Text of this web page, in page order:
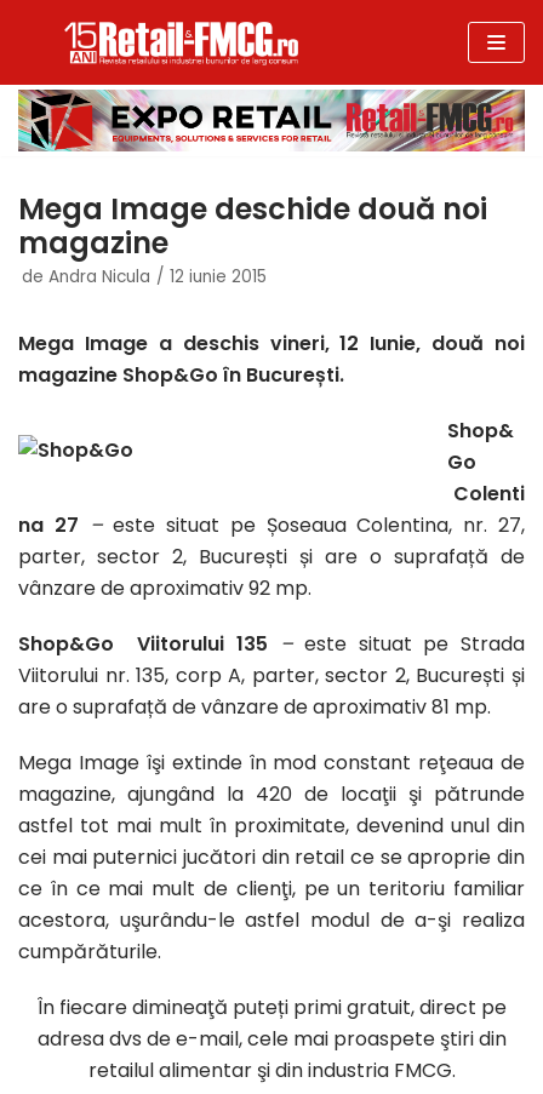
la
conținut
Mega Image deschide două noi
magazine
de Andra Nicula 12 iunie 2015
Mega Image a deschis vineri, 12 Iunie, două noi
magazine Shop&Go în București.
Shop&
Go
Colenti
na 27 –este situat pe Șoseaua Colentina, nr. 27,
parter, sector 2, București și are o suprafață de
vânzare de aproximativ 92 mp.
Shop&Go Viitorului 135 –este situat pe Strada
Viitorului nr. 135, corp A, parter, sector 2, București și
are o suprafață de vânzare de aproximativ 81 mp.
Mega Image îşi extinde în mod constant reţeaua de
magazine, ajungând la 420 de locaţii şi pătrunde
astfel tot mai mult în proximitate, devenind unul din
cei mai puternici jucători din retail ce se aproprie din
ce în ce mai mult de clienţi, pe un teritoriu familiar
acestora, uşurându-le astfel modul de a-şi realiza
cumpărăturile.
În fiecare dimineaţă puteți primi gratuit, direct pe
adresa dvs de e-mail, cele mai proaspete ştiri din
retailul alimentar şi din industria FMCG.